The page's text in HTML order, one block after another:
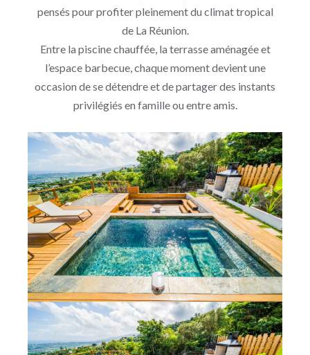
pensés pour profiter pleinement du climat tropical
de La Réunion.
Entre la piscine chauffée, la terrasse aménagée et
l’espace barbecue, chaque moment devient une
occasion de se détendre et de partager des instants
privilégiés en famille ou entre amis.